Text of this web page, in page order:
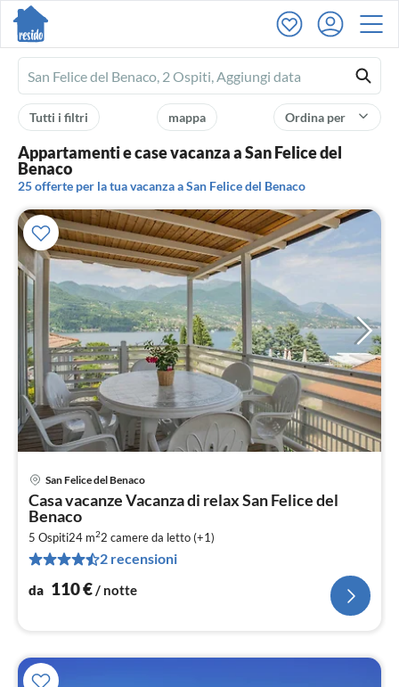
Ferienhausmiete
logo
Ordina per
mappa
Tutti i filtri
Appartamenti e case vacanza a San Felice del
Benaco
25 offerte per la tua vacanza a San Felice del Benaco
San Felice del Benaco
Casa vacanze Vacanza di relax San Felice del
Benaco
5 Ospiti24 m22 camere da letto (+1)
2 recensioni
da 110€/ notte